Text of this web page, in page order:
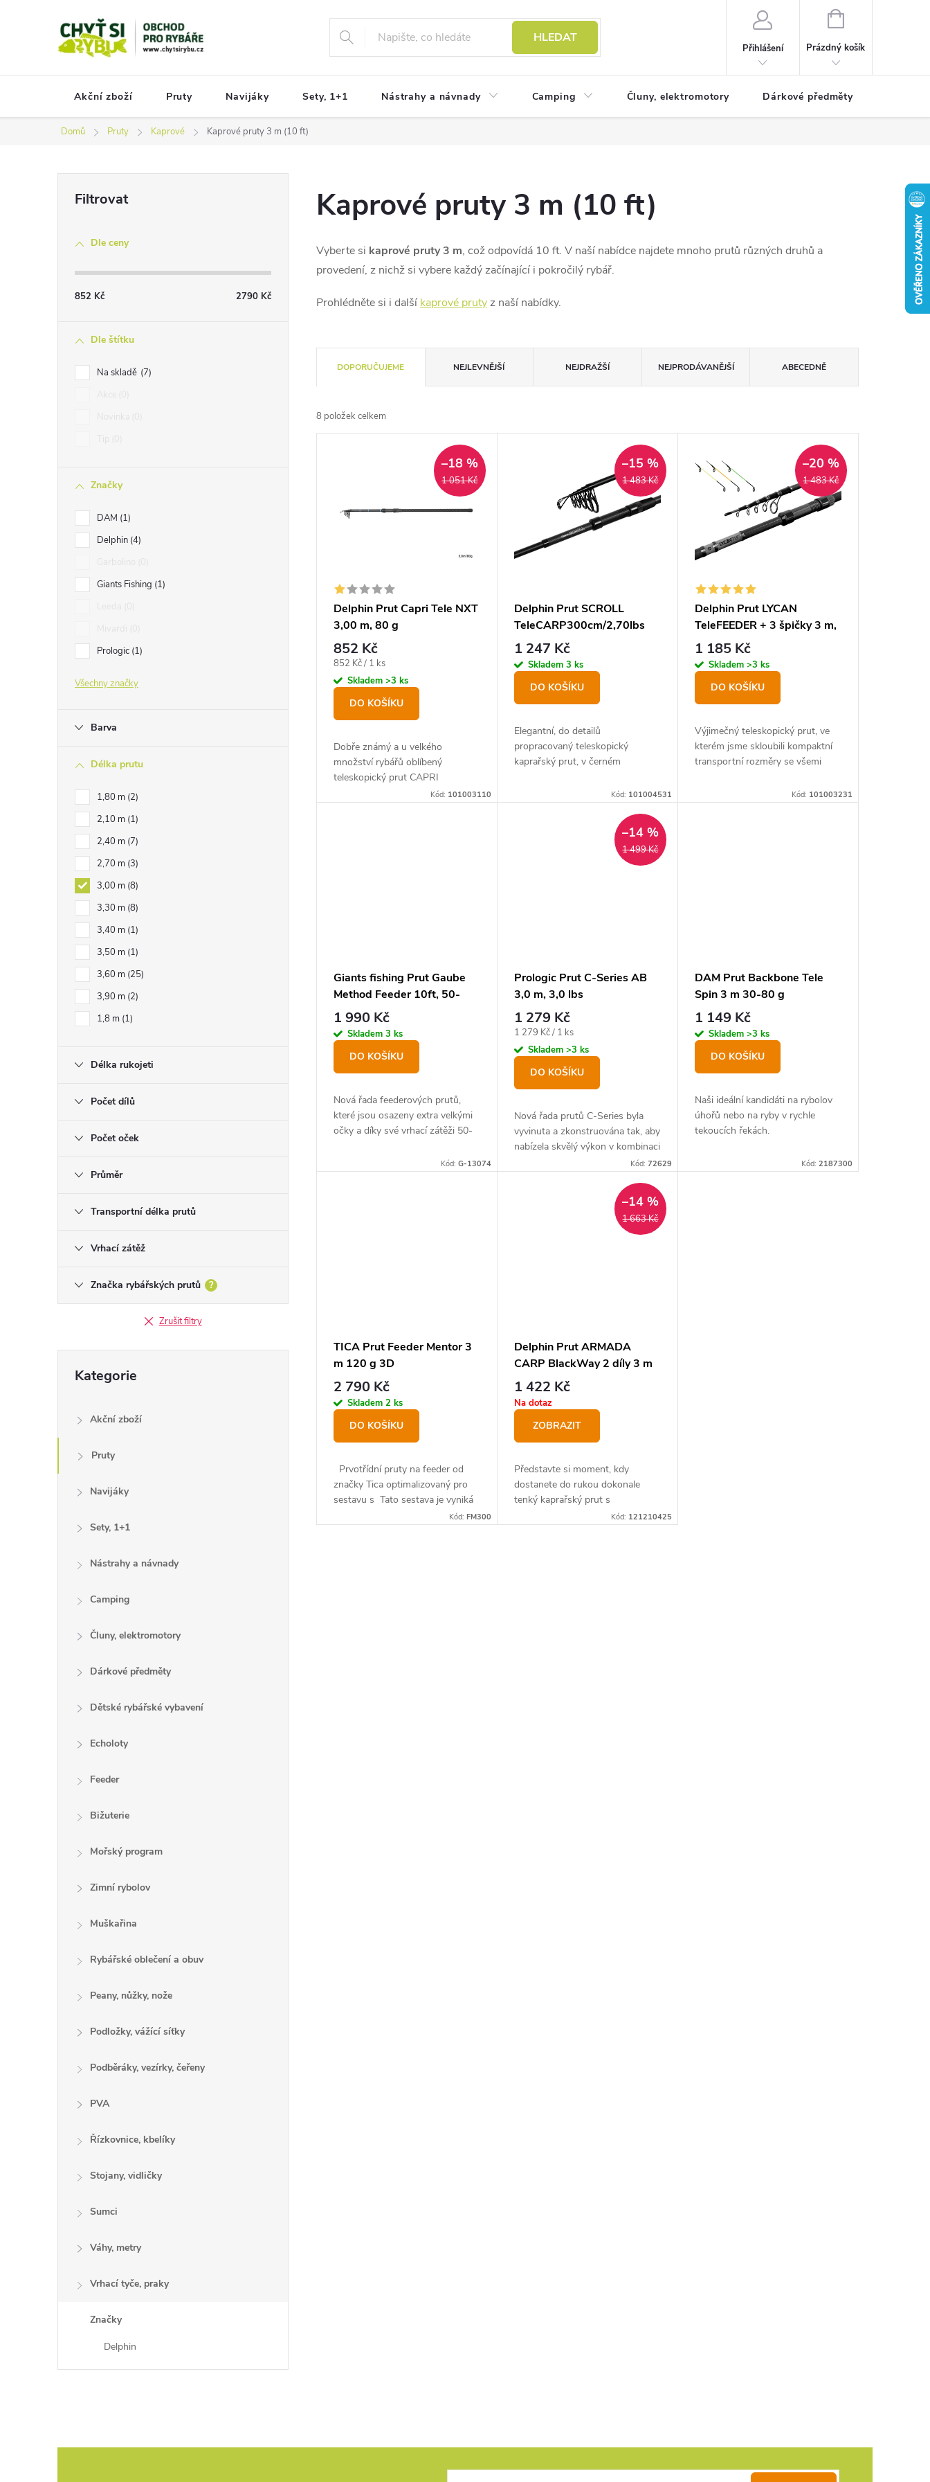
HLEDAT
Přihlášení
NÁKUPNÍ
Prázdný košík
Akční zboží Pruty Navijáky Sety, 1+1 Nástrahy a návnady Camping Čluny, elektromotory Dárkové předměty
Domů Pruty Kaprové Kaprové pruty 3 m (10 ft)
Dle ceny
852 Kč 2790 Kč
Dle štítku
Na skladě 7
Značky
DAM 1
Delphin 4
Giants Fishing 1
Prologic 1
Všechny značky
Barva
Délka prutu
1,80 m 2
2,10 m 1
2,40 m 7
2,70 m 3
3,00 m 8
3,30 m 8
3,40 m 1
3,50 m 1
3,60 m 25
3,90 m 2
1,8 m 1
Délka rukojeti
Počet dílů
Počet oček
Průměr
Transportní délka prutů
Vrhací zátěž
Značka rybářských prutů ?
Zrušit filtry
kategorie
Kategorie
Akční zboží
Pruty
Navijáky
Sety, 1+1
Nástrahy a návnady
Camping
Čluny, elektromotory
Dárkové předměty
Dětské rybářské vybavení
Echoloty
Feeder
Bižuterie
Mořský program
Zimní rybolov
Muškařina
Rybářské oblečení a obuv
Peany, nůžky, nože
Podložky, vážící síťky
Podběráky, vezírky, čeřeny
PVA
Řízkovnice, kbelíky
Stojany, vidličky
Sumci
Váhy, metry
Vrhací tyče, praky
Značky
Delphin
Kaprové pruty 3 m (10 ft)
Vyberte si kaprové pruty 3 m, což odpovídá 10 ft. V naší nabídce najdete mnoho prutů různých druhů a
provedení, z nichž si vybere každý začínající i pokročilý rybář.
Prohlédněte si i další kaprové prutyz naší nabídky.
a
z
e
DOPORUČUJEME NEJLEVNĚJŠÍ NEJDRAŽŠÍ NEJPRODÁVANĚJŠÍ ABECEDNĚ
8 položek celkem
1 051 Kč
–18 %
Delphin Prut Capri Tele NXT
3,00 m, 80 g
852 Kč
Měrná
cena:
852 Kč / 1 ks
Skladem >3 ks
DO KOŠÍKU
Dobře známý a u velkého
množství rybářů oblíbený
teleskopický prut CAPRI
tentokrát přinášíme s několika
Kód: 101003110
1 483 Kč
–15 %
Delphin Prut SCROLL
TeleCARP300cm/2,70lbs
1 247 Kč
Skladem 3 ks
DO KOŠÍKU
Elegantní, do detailů
propracovaný teleskopický
kaprařský prut, v černém
Kód: 101004531
1 483 Kč
–20 %
Delphin Prut LYCAN
TeleFEEDER + 3 špičky 3 m,
80 g
1 185 Kč
Skladem >3 ks
DO KOŠÍKU
Výjimečný teleskopický prut, ve
kterém jsme skloubili kompaktní
transportní rozměry se všemi
prutu. Přesně tyto parametry v
sobě nese LYCAN...
Kód: 101003231
Giants fishing Prut Gaube
Method Feeder 10ft, 50-
150g
1 990 Kč
Skladem 3 ks
DO KOŠÍKU
Nová řada feederových prutů,
které jsou osazeny extra velkými
očky a díky své vrhací zátěži 50-
Kód: G-13074
1 499 Kč
–14 %
Prologic Prut C-Series AB
3,0 m, 3,0 lbs
1 279 Kč
Měrná
cena:
1 279 Kč / 1 ks
Skladem >3 ks
DO KOŠÍKU
Nová řada prutů C-Series byla
vyvinuta a zkonstruována tak, aby
nabízela skvělý výkon v kombinaci
Kód: 72629
DAM Prut Backbone Tele
Spin 3 m 30-80 g
1 149 Kč
Skladem >3 ks
DO KOŠÍKU
Naši ideální kandidáti na rybolov
úhořů nebo na ryby v rychle
tekoucích řekách.
Kód: 2187300
TICA Prut Feeder Mentor 3
m 120 g 3D
2 790 Kč
Skladem 2 ks
DO KOŠÍKU
Prvotřídní pruty na feeder od
značky Tica optimalizovaný pro
sestavu s Tato sestava je vyniká
nejen vysokým výkonem, ale i
Kód: FM300
1 663 Kč
–14 %
Delphin Prut ARMADA
CARP BlackWay 2 díly 3 m
2,5lbs
1 422 Kč
Na dotaz
ZOBRAZIT
Představte si moment, kdy
dostanete do rukou dokonale
tenký kaprařský prut s
bezkonkurenční akcí, vyváženým
Kód: 121210425